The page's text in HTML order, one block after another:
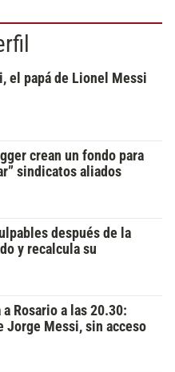
el papá de Lionel Messi
crean un fondo para
sindicatos aliados
después de la
y recalcula su
Rosario a las 20.30:
Messi, sin acceso